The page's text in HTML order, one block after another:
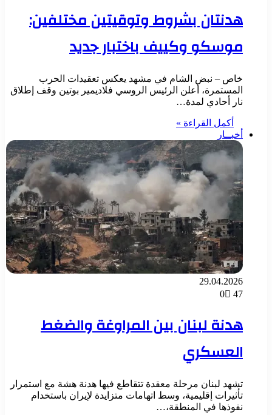
هدنتان بشروط وتوقيتين مختلفين:
موسكو وكييف باختبار جديد
خاص – نبض الشام في مشهد يعكس تعقيدات الحرب
المستمرة، أعلن الرئيس الروسي فلاديمير بوتين وقف إطلاق
نار أحادي لمدة…
أكمل القراءة »
أخبــار
29.04.2026
0
47
هدنة لبنان بين المراوغة والضغط
العسكري
تشهد لبنان مرحلة معقدة تتقاطع فيها هدنة هشة مع استمرار
تأثيرات إقليمية، وسط اتهامات متزايدة لإيران باستخدام
نفوذها في المنطقة،…